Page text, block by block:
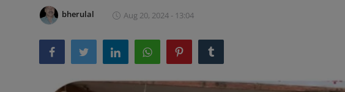
bherulal Aug 20, 2024 - 13:04